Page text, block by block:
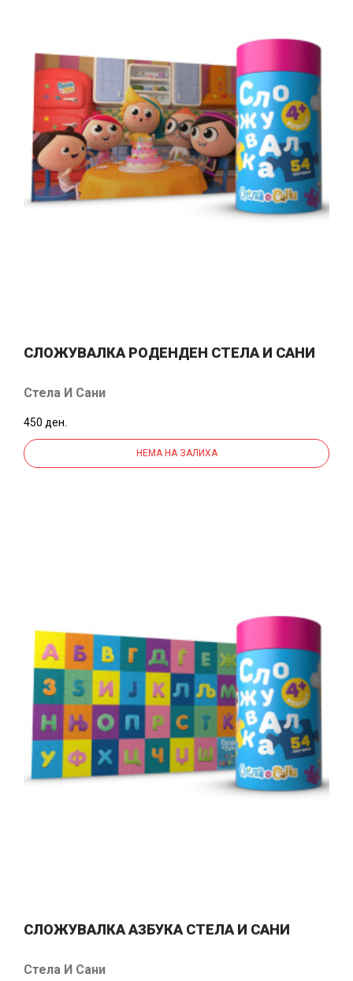
СЛОЖУВАЛКА РОДЕНДЕН СТЕЛА И САНИ
Стела И Сани
450 ден.
НЕМА НА ЗАЛИХА
СЛОЖУВАЛКА АЗБУКА СТЕЛА И САНИ
Стела И Сани